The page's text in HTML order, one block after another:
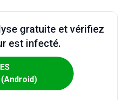
gratuite et vérifiez
est infecté.
(Android)